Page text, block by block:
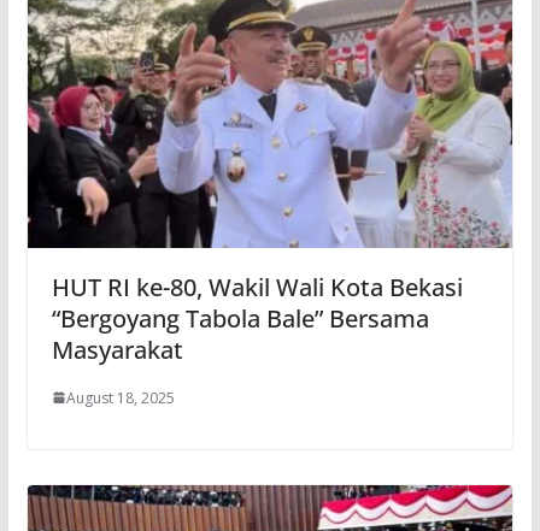
HUT RI ke-80, Wakil Wali Kota Bekasi
“Bergoyang Tabola Bale” Bersama
Masyarakat
August 18, 2025